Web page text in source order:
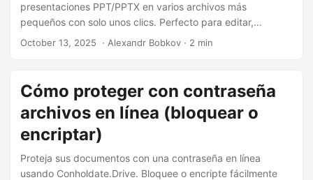
presentaciones PPT/PPTX en varios archivos más
pequeños con solo unos clics. Perfecto para editar,
compartir o reutilizar diapositivas específicas, todo
October 13, 2025 ‎ · Alexandr Bobkov · 2 min
Cómo proteger con contraseña
archivos en línea (bloquear o
encriptar)
Proteja sus documentos con una contraseña en línea
usando Conholdate.Drive. Bloquee o encripte fácilmente